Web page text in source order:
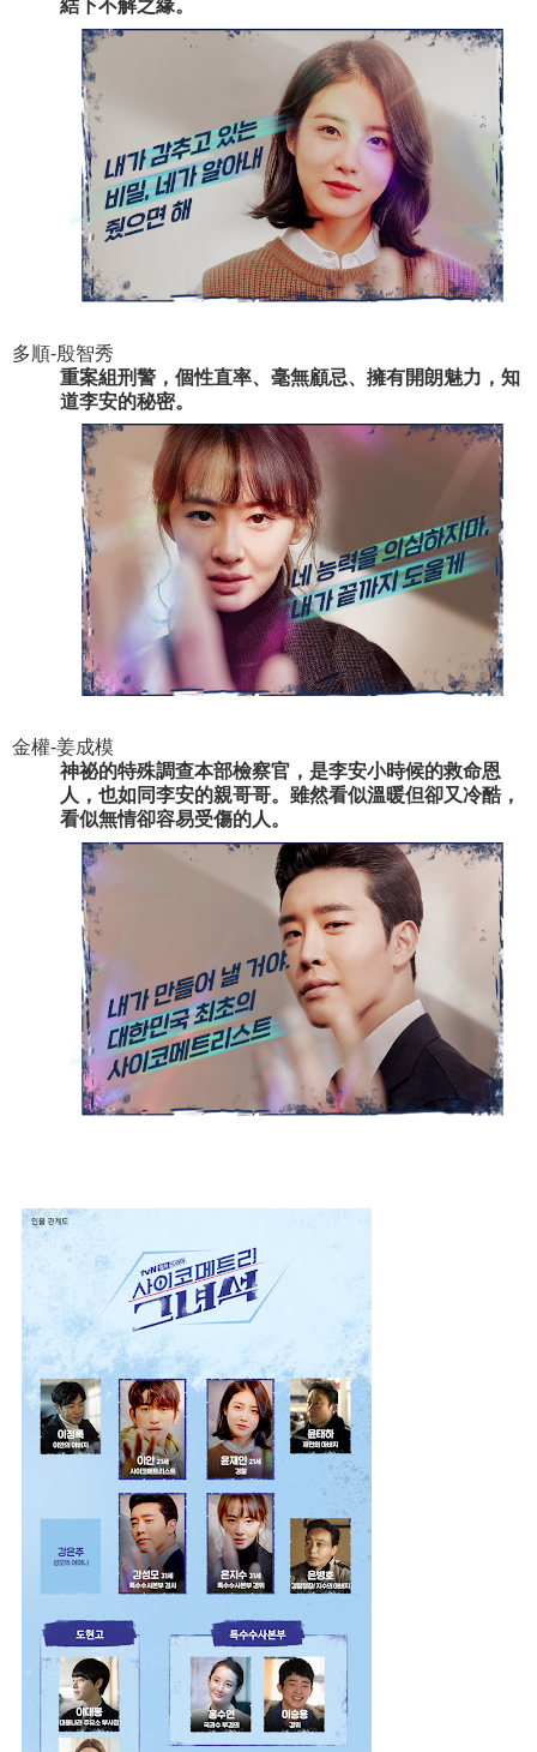
結下不解之緣。
多順-殷智秀
重案組刑警，個性直率、毫無顧忌、擁有開朗魅力，知
道李安的秘密。
金權-姜成模
神祕的特殊調查本部檢察官，是李安小時候的救命恩
人，也如同李安的親哥哥。雖然看似溫暖但卻又冷酷，
看似無情卻容易受傷的人。